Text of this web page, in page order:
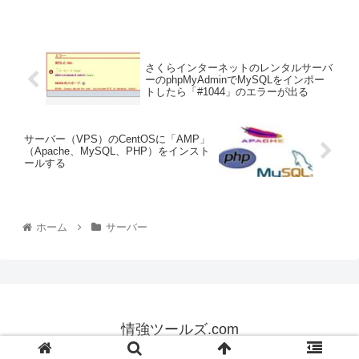
さくらインターネットのレンタルサーバ
ーのphpMyAdminでMySQLをインポー
トしたら「#1044」のエラーが出る
サーバー（VPS）のCentOSに「AMP」
（Apache、MySQL、PHP）をインスト
ールする
ホーム サーバー
情強ツールズ.com
© 2013 情強ツールズ.com.